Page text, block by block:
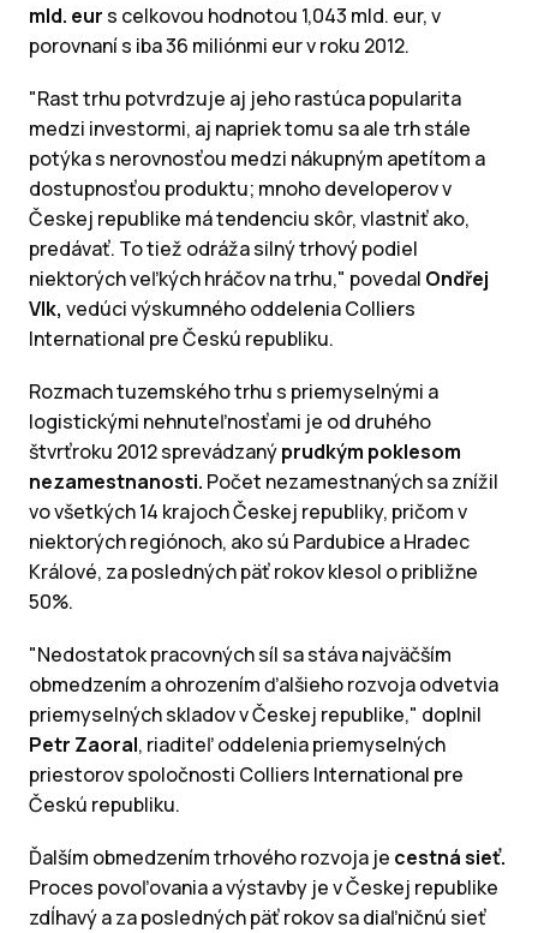
mld. eur s celkovou hodnotou 1,043 mld. eur, v
porovnaní s iba 36 miliónmi eur v roku 2012.
"Rast trhu potvrdzuje aj jeho rastúca popularita
medzi investormi, aj napriek tomu sa ale trh stále
potýka s nerovnosťou medzi nákupným apetítom a
dostupnosťou produktu; mnoho developerov v
Českej republike má tendenciu skôr, vlastniť ako,
predávať. To tiež odráža silný trhový podiel
niektorých veľkých hráčov na trhu," povedal Ondřej
Vlk, vedúci výskumného oddelenia Colliers
International pre Českú republiku.
Rozmach tuzemského trhu s priemyselnými a
logistickými nehnuteľnosťami je od druhého
štvrťroku 2012 sprevádzanýprudkým poklesom
nezamestnanosti. Počet nezamestnaných sa znížil
vo všetkých 14 krajoch Českej republiky, pričom v
niektorých regiónoch, ako sú Pardubice a Hradec
Králové, za posledných päť rokov klesol o približne
50%.
"Nedostatok pracovných síl sa stáva najväčším
obmedzením a ohrozením ďalšieho rozvoja odvetvia
priemyselných skladov v Českej republike," doplnil
Petr Zaoral, riaditeľ oddelenia priemyselných
priestorov spoločnosti Colliers International pre
Českú republiku.
Ďalším obmedzením trhového rozvoja je cestná sieť.
Proces povoľovania a výstavby je v Českej republike
zdĺhavý a za posledných päť rokov sa diaľničnú sieť